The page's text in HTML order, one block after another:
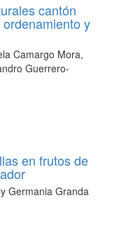
cantón
y
Camargo Mora,
Guerrero-
en frutos de
Germania Granda